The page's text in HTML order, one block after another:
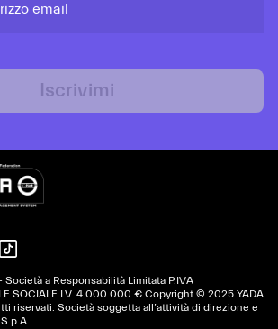
email
Iscrivimi
Società a Responsabilità Limitata P.IVA
SOCIALE I.V. 4.000.000 € Copyright © 2025 YADA
riservati. Società soggetta all’attività di direzione e